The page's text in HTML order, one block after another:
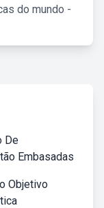
do mundo -
De
Embasadas
Objetivo